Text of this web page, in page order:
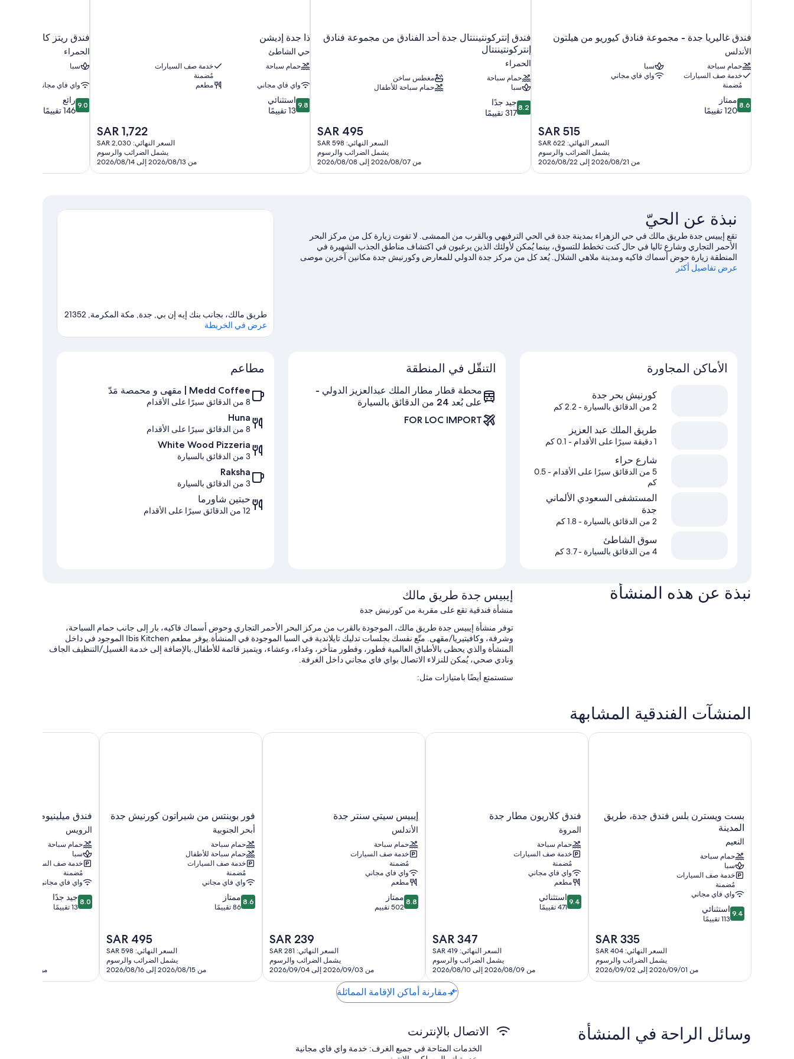
فندق غاليريا جدة - مجموعة فنادق كيوريو من هيلتون
الأندلس
حمام سباحة
سبا
خدمة صف السيارات
مُضمنة
واي فاي مجاني
8.6
من
8.6 ممتاز
120 تقييمًا
السعر
الحالي
هو
SAR
515
SAR 515
السعر النهائي: SAR 622
يشمل الضرائب والرسوم
من 2026/08/21 إلى 2026/08/22
فندق إنتركونتيننتال جدة أحد الفنادق من مجموعة فنادق
إنتركونتيننتال
الحمراء
حمام سباحة
مغطس ساخن
سبا
حمام سباحة للأطفال
8.2
من
تقييمًا
8.2 جيد جدًا
317 تقييمًا
السعر
الحالي
هو
SAR
495
SAR 495
السعر النهائي: SAR 598
يشمل الضرائب والرسوم
من 2026/08/07 إلى 2026/08/08
ذا جدة إديشن
حي الشاطئ
حمام سباحة
خدمة صف السيارات
مُضمنة
واي فاي مجاني
مطعم
9.8
من
9.8 استثنائي
13 تقييمًا
السعر
الحالي
هو
SAR
1,722
SAR 1,722
السعر النهائي: SAR 2,030
يشمل الضرائب والرسوم
من 2026/08/13 إلى 2026/08/14
فندق ريتز كارلتون, جدة
الحمراء
سبا
واي فاي مجاني
9.0
من
9.0 رائع
146 تقييمًا
نبذة عن الحيّ
تقع إيبيس جدة طريق مالك في حي الزهراء بمدينة جدة في الحي الترفيهي وبالقرب من الممشى. لا تفوت زيارة كل من مركز البحر
الأحمر التجاري وشارع ثاليا في حال كنت تخطط للتسوق، بينما يُمكن لأولئك الذين يرغبون في اكتشاف مناطق الجذب الشهيرة في
المنطقة زيارة حوض أسماك فاكيه ومدينة ملاهي الشلال. يُعد كل من مركز جدة الدولي للمعارض وكورنيش جدة مكانين آخرين موصى
بهما للزيارة.تفضل بزيارة أدلتنا للسفر إلى جدةعرض تفاصيل أكثر
طريق مالك، بجانب بنك إيه إن بي, جدة, مكة المكرمة, 21352
عرض في الخريطة
الأماكن المجاورة
كورنيش بحر جدة
2 من الدقائق بالسيارة - 2.2 كم
طريق الملك عبد العزيز
1 دقيقة سيرًا على الأقدام - 0.1 كم
شارع حراء
5 من الدقائق سيرًا على الأقدام
- 0.5
كم
المستشفى السعودي الألماني
جدة
2 من الدقائق بالسيارة - 1.8 كم
سوق الشاطئ
4 من الدقائق بالسيارة - 3.7 كم
التنقّل في المنطقة
محطة قطار مطار الملك عبدالعزيز الدولي -
على بُعد 24 من الدقائق بالسيارة
FOR LOC IMPORT
مطاعم
Medd Coffee | مقهى و محمصة مَدّ
8 من الدقائق سيرًا على الأقدام
Huna
8 من الدقائق سيرًا على الأقدام
White Wood Pizzeria
3 من الدقائق بالسيارة
Raksha
3 من الدقائق بالسيارة
حبتين شاورما
12 من الدقائق سيرًا على الأقدام
نبذة عن هذه المنشأة إيبيس جدة طريق مالك
منشأة فندقية تقع على مقربة من كورنيش جدة
توفر منشأة إيبيس جدة طريق مالك، الموجودة بالقرب من مركز البحر الأحمر التجاري وحوض أسماك فاكيه، بار إلى جانب حمام السباحة،
وشرفة، وكافيتيريا/مقهى. متّع نفسك بجلسات تدليك تايلاندية في السبا الموجودة في المنشأة.يوفر مطعم Ibis Kitchen الموجود في داخل
المنشأة والذي يحظى بالأطباق العالمية فطور، وفطور متأخر، وغداء، وعشاء، ويتميز قائمة للأطفال.بالإضافة إلى خدمة الغسيل/التنظيف الجاف
ونادي صحي، يُمكن للنزلاء الاتصال بواي فاي مجاني داخل الغرفة.
ستستمتع أيضًا بامتيازات مثل:
فريق عمل يجيد التحدث بعدة لغات، وجرائد مجانية، وقاعة ولائم
تتضمن وسائل الراحة الأخرى:
تدوير المخلفات، ومصابيح إضاءة LED، ومواد تنظيف صديقة للبيئة
حمامات مزودة بدُش غزير ومستلزمات للعناية الشخصية صديقة للبيئة
دواليب/خزائن ملابس، وأسرّة أطفال مجانية، وغلايات كهربائية
المنشآت الفندقية المشابهة
بست
ويسترن
بلس
فندق
جدة،
طريق
المدينة
النعيم
بست ويسترن بلس فندق جدة، طريق
المدينة
النعيم
حمام سباحة
سبا
خدمة صف السيارات
مُضمنة
واي فاي مجاني
9.4
من
9.4 استثنائي
113 تقييمًا
السعر
الحالي
هو
SAR
335
SAR 335
السعر النهائي: SAR 404
يشمل الضرائب والرسوم
من 2026/09/01 إلى 2026/09/02
بست ويسترن بلس فندق جدة، طريق المدينة
فندق
كلاريون
مطار
جدة
المروة
فندق كلاريون مطار جدة
المروة
حمام سباحة
خدمة صف السيارات
مُضمنة
واي فاي مجاني
مطعم
9.4
من
9.4 استثنائي
471 تقييمًا
السعر
الحالي
هو
SAR
347
SAR 347
السعر النهائي: SAR 419
يشمل الضرائب والرسوم
من 2026/08/09 إلى 2026/08/10
فندق كلاريون مطار جدة
إيبيس
سيتي
سنتر
جدة
الأندلس
إيبيس سيتي سنتر جدة
الأندلس
حمام سباحة
خدمة صف السيارات
مُضمنة
واي فاي مجاني
مطعم
8.8
من
8.8 ممتاز
502 تقييم
السعر
الحالي
هو
SAR
239
SAR 239
السعر النهائي: SAR 281
يشمل الضرائب والرسوم
من 2026/09/03 إلى 2026/09/04
إيبيس سيتي سنتر جدة
فور
بوينتس
من
شيراتون
كورنيش
جدة
أبحر
الجنوبية
فور بوينتس من شيراتون كورنيش جدة
أبحر الجنوبية
حمام سباحة
حمام سباحة للأطفال
خدمة صف السيارات
مُضمنة
واي فاي مجاني
8.6
من
8.6 ممتاز
86 تقييمًا
السعر
الحالي
هو
SAR
495
SAR 495
السعر النهائي: SAR 598
يشمل الضرائب والرسوم
من 2026/08/15 إلى 2026/08/16
فور بوينتس من شيراتون كورنيش جدة
فندق
ميلينيوم
المسار
الرويس
فندق ميلينيوم المسار
الرويس
حمام سباحة
سبا
خدمة صف السيارات
مُضمنة
واي فاي مجاني
8.0
من
8.0 جيد جدًا
13 تقييمًا
من 2026/08/07 إلى 2026/08/08
فندق ميلينيوم المسار
مقارنة أماكن الإقامة المماثلة
وسائل الراحة في المنشأة الاتصال بالإنترنت
الخدمات المتاحة في جميع الغرف: خدمة واي فاي مجانية